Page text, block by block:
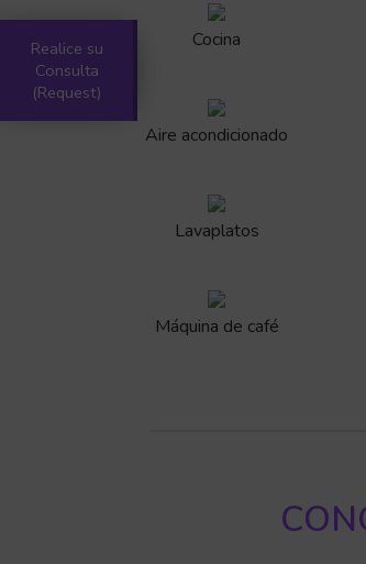
Realice su
Consulta
(Request)
Cocina
Aire acondicionado
Lavaplatos
Máquina de café